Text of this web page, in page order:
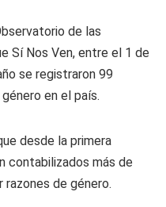
de las
Sí Nos Ven, entre el 1 de
se registraron 99
en el país.
desde la primera
contabilizados más de
razones de género.